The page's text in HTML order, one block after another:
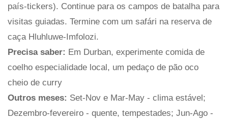
país-tickers). Continue para os campos de batalha para
visitas guiadas. Termine com um safári na reserva de
caça Hluhluwe-Imfolozi.
Precisa saber: Em Durban, experimente comida de
coelho especialidade local, um pedaço de pão oco
cheio de curry
Outros meses: Set-Nov e Mar-May - clima estável;
Dezembro-fevereiro - quente, tempestades; Jun-Ago -